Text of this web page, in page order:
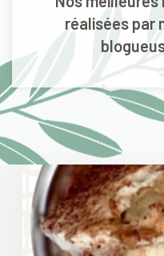
réalisées par